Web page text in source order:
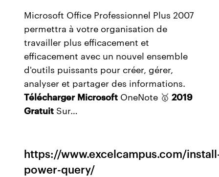
Microsoft Office Professionnel Plus 2007
permettra à votre organisation de
travailler plus efficacement et
efficacement avec un nouvel ensemble
d'outils puissants pour créer, gérer,
analyser et partager des informations.
Télécharger Microsoft OneNote 🥇2019
Gratuit Sur…
https://www.excelcampus.com/
power-query/